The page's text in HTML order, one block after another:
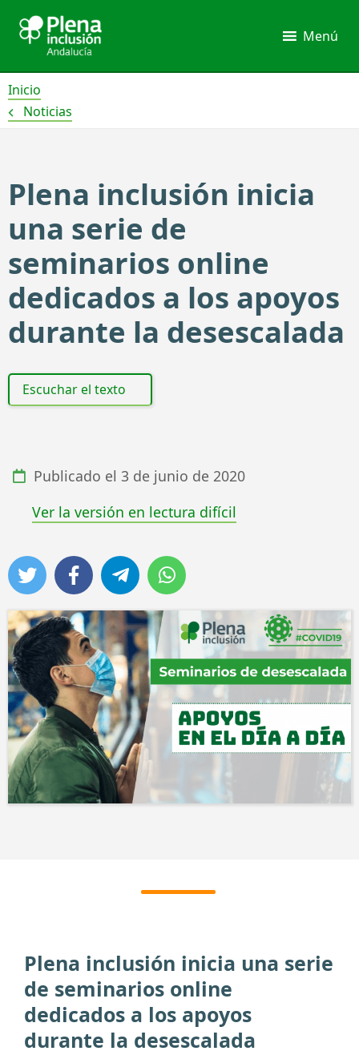
contenido
Menú
Inicio
Noticias
Plena inclusión inicia
una serie de
seminarios online
dedicados a los apoyos
durante la desescalada
Escuchar el texto
Publicado el 3 de junio de 2020
Ver la versión en lectura difícil
Plena inclusión inicia una serie
de seminarios online
dedicados a los apoyos
durante la desescalada